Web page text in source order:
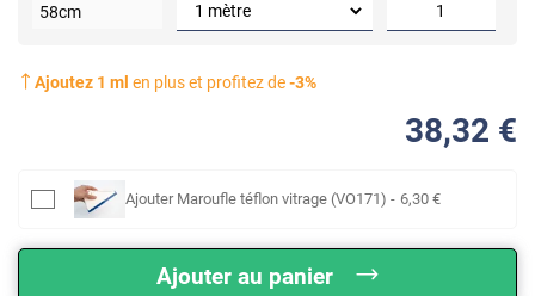
58cm
Ajoutez 1 ml en plus et profitez de-3%
38,32 €
Ajouter Maroufle téflon vitrage (VO171) - 6,30 €
Ajouter au panier